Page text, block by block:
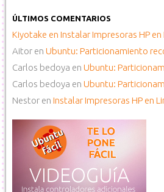
ÚLTIMOS COMENTARIOS
Kiyotake en Instalar Impresoras HP en
Aitor en Ubuntu: Particionamiento
Carlos bedoya en Ubuntu:
Carlos bedoya en Ubuntu:
Nestor en Instalar Impresoras HP en